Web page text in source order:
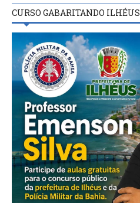
CURSO GABARITANDO ILHÉUS